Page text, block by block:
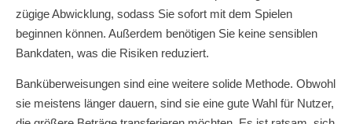
zügige Abwicklung, sodass Sie sofort mit dem Spielen
beginnen können. Außerdem benötigen Sie keine sensiblen
Bankdaten, was die Risiken reduziert.
Banküberweisungen sind eine weitere solide Methode. Obwohl
sie meistens länger dauern, sind sie eine gute Wahl für Nutzer,